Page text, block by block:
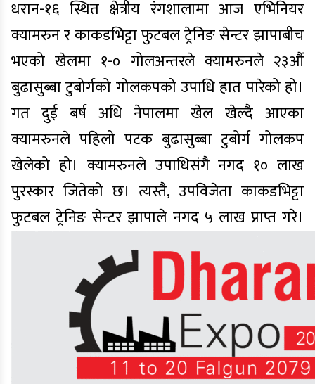
धरान-१६ स्थित क्षेत्रीय रंगशालामा आज एभिनियर
क्यामरुन र काकडभिट्टा फुटबल ट्रेनिङ सेन्टर झापाबीच
भएको खेलमा १-० गोलअन्तरले क्यामरुनले २३औं
बुढासुब्बा टुबोर्गको गोलकपको उपाधि हात पारेको हो।
गत दुई बर्ष अधि नेपालमा खेल खेल्दै आएका
क्यामरुनले पहिलो पटक बुढासुब्बा टुबोर्ग गोलकप
खेलेको हो। क्यामरुनले उपाधिसंगै नगद १० लाख
पुरस्कार जितेको छ। त्यस्तै, उपविजेता काकडभिट्टा
फुटबल ट्रेनिङ सेन्टर झापाले नगद ५ लाख प्राप्त गरे।